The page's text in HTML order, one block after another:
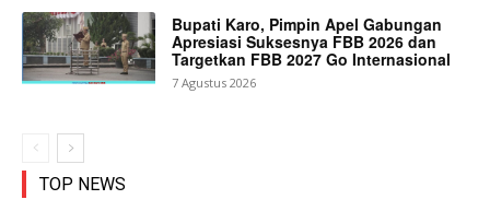
Bupati Karo, Pimpin Apel Gabungan
Apresiasi Suksesnya FBB 2026 dan
Targetkan FBB 2027 Go Internasional
7 Agustus 2026
TOP NEWS